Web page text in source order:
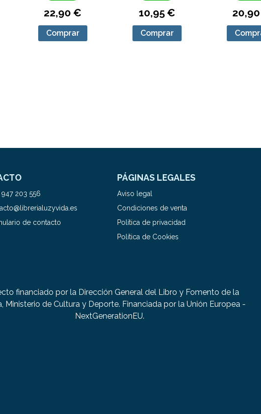
22,90 €
Comprar
10,95 €
Comprar
947 203 556
de contacto
PÁGINAS LEGALES
Aviso legal
Condiciones de venta
Política de privacidad
Política de Cookies
financiado por la Dirección General del Libro y Fomento de la
Ministerio de Cultura y Deporte. Financiada por la Unión Europea -
NextGenerationEU.